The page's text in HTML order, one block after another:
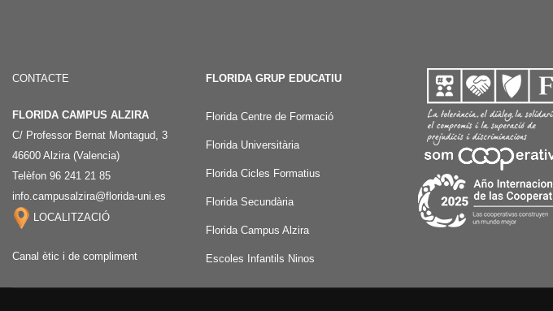
CONTACTE
FLORIDA CAMPUS ALZIRA
C/ Professor Bernat Montagud, 3
46600 Alzira (Valencia)
Telèfon 96 241 21 85
info.campusalzira@florida-uni.es
LOCALITZACIÓ
Canal ètic i de compliment
FLORIDA GRUP EDUCATIU
Florida Centre de Formació
Florida Universitària
Florida Cicles Formatius
Florida Secundària
Florida Campus Alzira
Escoles Infantils Ninos